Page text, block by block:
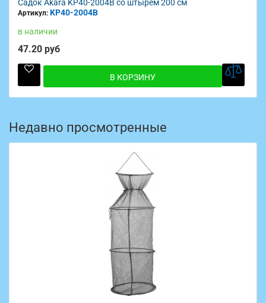
200 см Садок Akara KP40-2004S со штырём
В КОРЗИНУ
Недавно просмотренные